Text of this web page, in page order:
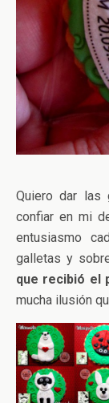
Quiero dar las
confiar en mi
entusiasmo
galletas y
que recibió el
mucha ilusión